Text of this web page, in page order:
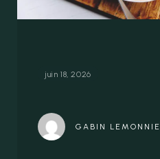
juin 18, 2026
GABIN